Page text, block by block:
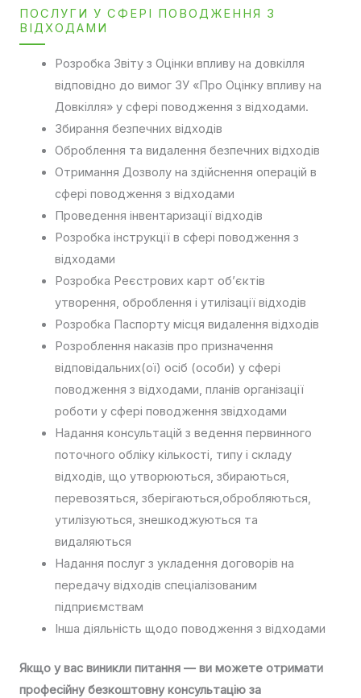
ПОСЛУГИ У СФЕРІ ПОВОДЖЕННЯ З
ВІДХОДАМИ
Розробка Звіту з Оцінки впливу на довкілля
відповідно до вимог ЗУ «Про Оцінку впливу на
Довкілля» у сфері поводження з відходами.
Збирання безпечних відходів
Оброблення та видалення безпечних відходів
Отримання Дозволу на здійснення операцій в
сфері поводження з відходами
Проведення інвентаризації відходів
Розробка інструкції в сфері поводження з
відходами
Розробка Реєстрових карт об’єктів
утворення, оброблення і утилізації відходів
Розробка Паспорту місця видалення відходів
Розроблення наказів про призначення
відповідальних(ої) осіб (особи) у сфері
поводження з відходами, планів організації
роботи у сфері поводження звідходами
Надання консультацій з ведення первинного
поточного обліку кількості, типу і складу
відходів, що утворюються, збираються,
перевозяться, зберігаються,обробляються,
утилізуються, знешкоджуються та
видаляються
Надання послуг з укладення договорів на
передачу відходів спеціалізованим
підприємствам
Інша діяльність щодо поводження з відходами
Якщо у вас виникли питання — ви можете отримати
професійну безкоштовну консультацію за